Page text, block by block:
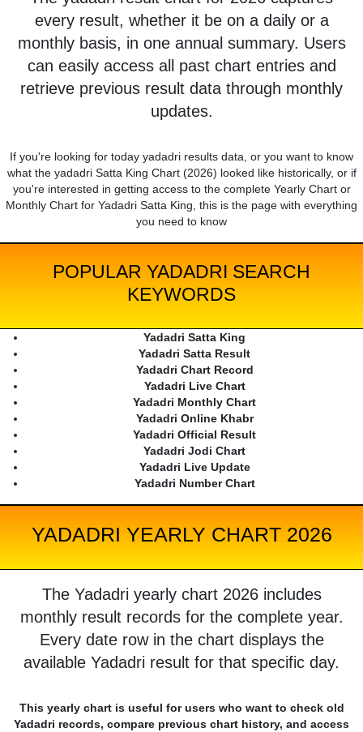
every result, whether it be on a daily or a
monthly basis, in one annual summary. Users
can easily access all past chart entries and
retrieve previous result data through monthly
updates.
If you're looking for today yadadri results data, or you want to know
what the yadadri Satta King Chart (2026) looked like historically, or if
you're interested in getting access to the complete Yearly Chart or
Monthly Chart for Yadadri Satta King, this is the page with everything
you need to know
POPULAR YADADRI SEARCH
KEYWORDS
Yadadri Satta King
Yadadri Satta Result
Yadadri Chart Record
Yadadri Live Chart
Yadadri Monthly Chart
Yadadri Online Khabr
Yadadri Official Result
Yadadri Jodi Chart
Yadadri Live Update
Yadadri Number Chart
YADADRI YEARLY CHART 2026
The Yadadri yearly chart 2026 includes
monthly result records for the complete year.
Every date row in the chart displays the
available Yadadri result for that specific day.
This yearly chart is useful for users who want to check old
Yadadri records, compare previous chart history, and access